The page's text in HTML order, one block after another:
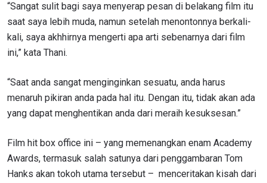
“Sangat sulit bagi saya menyerap pesan di belakang film itu
saat saya lebih muda, namun setelah menontonnya berkali-
kali, saya akhhirnya mengerti apa arti sebenarnya dari film
ini,” kata Thani.
“Saat anda sangat menginginkan sesuatu, anda harus
menaruh pikiran anda pada hal itu. Dengan itu, tidak akan ada
yang dapat menghentikan anda dari meraih kesuksesan.”
Film hit box office ini – yang memenangkan enam Academy
Awards, termasuk salah satunya dari penggambaran Tom
Hanks akan tokoh utama tersebut – menceritakan kisah dari